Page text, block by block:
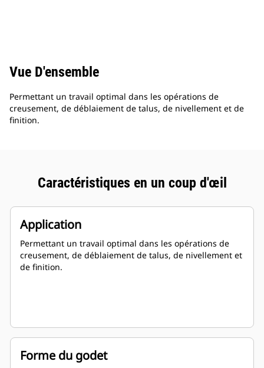
Vue D'ensemble
Permettant un travail optimal dans les opérations de
creusement, de déblaiement de talus, de nivellement et de
finition.
Caractéristiques en un coup d'œil
Application
Permettant un travail optimal dans les opérations de
creusement, de déblaiement de talus, de nivellement et
de finition.
Forme du godet